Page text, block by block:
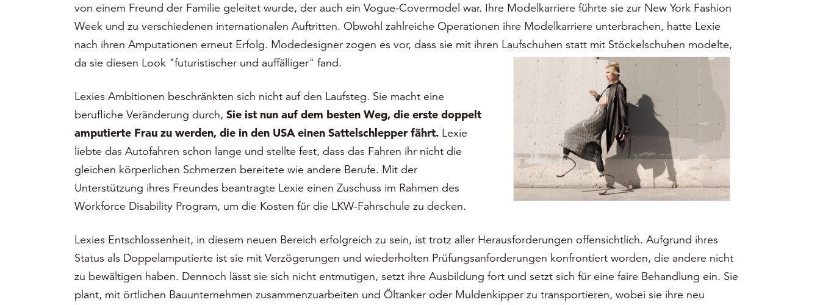
von einem Freund der Familie geleitet wurde, der auch ein Vogue-Covermodel war. Ihre Modelkarriere führte sie zur New York Fashion
Week und zu verschiedenen internationalen Auftritten. Obwohl zahlreiche Operationen ihre Modelkarriere unterbrachen, hatte Lexie
nach ihren Amputationen erneut Erfolg. Modedesigner zogen es vor, dass sie mit ihren Laufschuhen statt mit Stöckelschuhen modelte,
da sie diesen Look "futuristischer und auffälliger" fand.
Lexies Ambitionen beschränkten sich nicht auf den Laufsteg. Sie macht eine
berufliche Veränderung durch, Sie ist nun auf dem besten Weg, die erste doppelt
amputierte Frau zu werden, die in den USA einen Sattelschlepper fährt. Lexie
liebte das Autofahren schon lange und stellte fest, dass das Fahren ihr nicht die
gleichen körperlichen Schmerzen bereitete wie andere Berufe. Mit der
Unterstützung ihres Freundes beantragte Lexie einen Zuschuss im Rahmen des
Workforce Disability Program, um die Kosten für die LKW-Fahrschule zu decken.
Lexies Entschlossenheit, in diesem neuen Bereich erfolgreich zu sein, ist trotz aller Herausforderungen offensichtlich. Aufgrund ihres
Status als Doppelamputierte ist sie mit Verzögerungen und wiederholten Prüfungsanforderungen konfrontiert worden, die andere nicht
zu bewältigen haben. Dennoch lässt sie sich nicht entmutigen, setzt ihre Ausbildung fort und setzt sich für eine faire Behandlung ein. Sie
plant, mit örtlichen Bauunternehmen zusammenzuarbeiten und Öltanker oder Muldenkipper zu transportieren, wobei sie ihre neu